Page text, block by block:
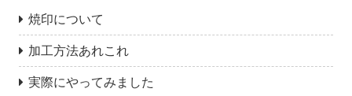
焼印について
加工方法あれこれ
実際にやってみました